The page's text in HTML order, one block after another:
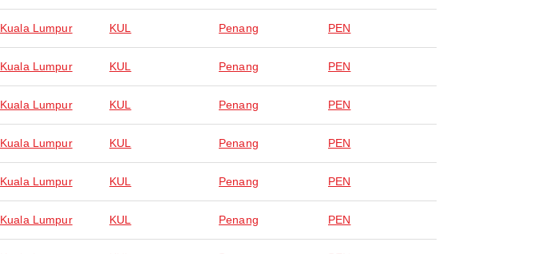
Kuala Lumpur KUL Penang PEN
Kuala Lumpur KUL Penang PEN
Kuala Lumpur KUL Penang PEN
Kuala Lumpur KUL Penang PEN
Kuala Lumpur KUL Penang PEN
Kuala Lumpur KUL Penang PEN